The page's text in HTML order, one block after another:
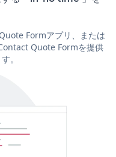
Formアプリ、または
Quote Formを提供
。